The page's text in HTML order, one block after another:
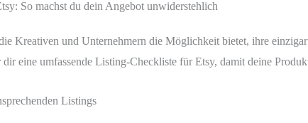
So machst du dein Angebot unwiderstehlich
Kreativen und Unternehmern die Möglichkeit bietet, ihre
eine umfassende Listing-Checkliste für Etsy, damit deine
Listings